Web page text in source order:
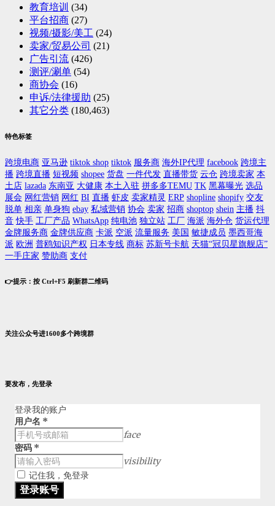
教育培训 (34)
平台招商 (27)
视频/摄影/美工 (24)
卖家/贸易公司 (21)
广告引流 (426)
测评/涮单 (54)
商协会 (16)
申诉/法律援助 (25)
其它分类 (180,463)
特色标签
跨境电商 亚马逊 tiktok shop tiktok 服务商 海外IP代理 facebook 跨境主
播 跨境直播 短视频 shopee 货盘 一件代发 直播带货 云仓 跨境卖家 本
土店 lazada 东南亚 大健康 本土入驻 拼多多TEMU TK 黑幕曝光 选品
展会 网红营销 网红 BI 直播 虾皮 卖家精灵 ERP shopline shopify 交友
脱单 相亲 单身狗 ebay 私域营销 协会 卖家 招商 shoptop shein 主播 抖
音 快手 工厂产品 WhatsApp 纯电池 独立站 工厂 海派 海外仓 货运代理
金牌服务商 金牌供应商 卡派 空派 流量服务 美国 敏捷成员 墨西哥海
派 欧洲 普鸥知识产权 日本专线 商标 苏新号卡航 天猫“冠贝星旗舰店”
一手庄家 赞助商 支付
👉提示：按 Ctrl+F5 刷新群二维码
关注公众号进1600多个跨境群
要发布，先登录
登录我的账户
用户名 *
face
密码 *
visibility
记住我，免登录